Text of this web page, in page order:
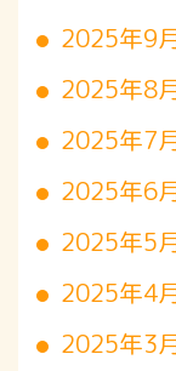
2025年9
2025年8
2025年7
2025年6
2025年5
2025年4
2025年3